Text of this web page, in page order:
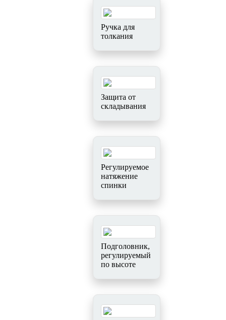
Ручка для
толкания
Защита от
складывания
Регулируемое
натяжение
спинки
Подголовник,
регулируемый
по высоте